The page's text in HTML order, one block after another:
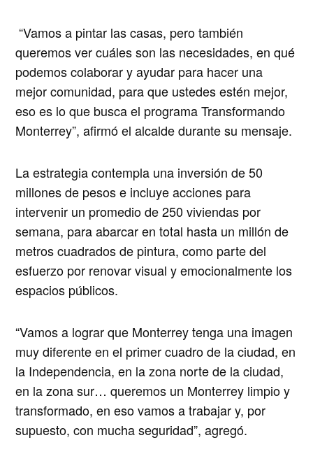
“Vamos a pintar las casas, pero también
queremos ver cuáles son las necesidades, en qué
podemos colaborar y ayudar para hacer una
mejor comunidad, para que ustedes estén mejor,
eso es lo que busca el programa Transformando
Monterrey”, afirmó el alcalde durante su mensaje.
La estrategia contempla una inversión de 50
millones de pesos e incluye acciones para
intervenir un promedio de 250 viviendas por
semana, para abarcar en total hasta un millón de
metros cuadrados de pintura, como parte del
esfuerzo por renovar visual y emocionalmente los
espacios públicos.
“Vamos a lograr que Monterrey tenga una imagen
muy diferente en el primer cuadro de la ciudad, en
la Independencia, en la zona norte de la ciudad,
en la zona sur… queremos un Monterrey limpio y
transformado, en eso vamos a trabajar y, por
supuesto, con mucha seguridad”, agregó.